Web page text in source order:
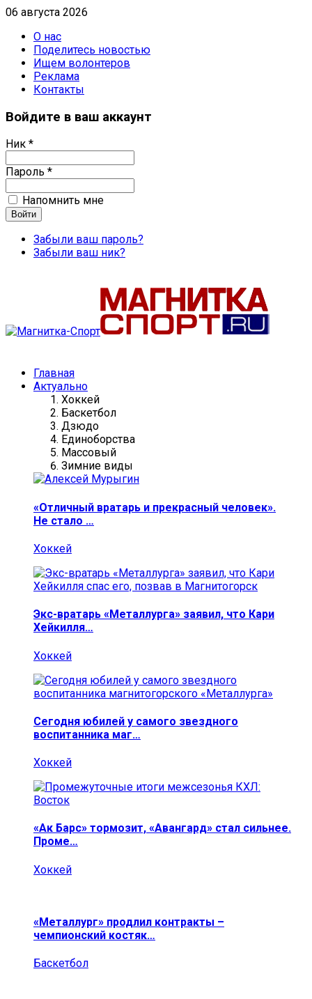
06 августа 2026
О нас
Поделитесь новостью
Ищем волонтеров
Реклама
Контакты
Войдите в ваш аккаунт
Ник *
Пароль *
Напомнить мне
Забыли ваш пароль?
Забыли ваш ник?
Главная
Актуально
Хоккей
Баскетбол
Дзюдо
Единоборства
Массовый
Зимние виды
«Отличный вратарь и прекрасный человек».
Не стало …
Хоккей
Экс-вратарь «Металлурга» заявил, что Кари
Хейкилля…
Хоккей
Сегодня юбилей у самого звездного
воспитанника маг…
Хоккей
«Ак Барс» тормозит, «Авангард» стал сильнее.
Проме…
Хоккей
«Металлург» продлил контракты –
чемпионский костяк…
Баскетбол